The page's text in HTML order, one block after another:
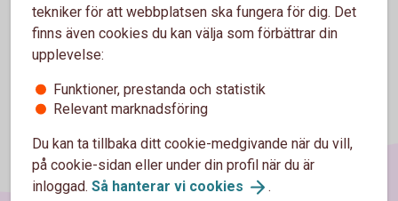
tekniker för att webbplatsen ska fungera för dig. Det
finns även cookies du kan välja som förbättrar din
upplevelse:
Funktioner, prestanda och statistik
Relevant marknadsföring
Du kan ta tillbaka ditt cookie-medgivande när du vill,
på cookie-sidan eller under din profil när du är
inloggad. Så hanterar vi cookies .